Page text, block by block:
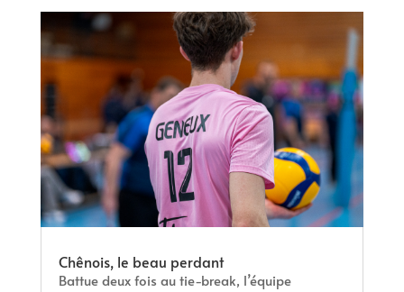
Chênois, le beau perdant
Battue deux fois au tie-break, l’équipe